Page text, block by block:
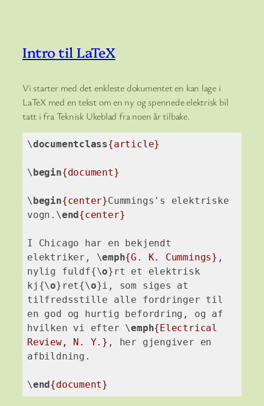
Intro til LaTeX
Vi starter med det enkleste dokumentet en kan lage i
LaTeX med en tekst om en ny og spennede elektrisk bil
tatt i fra Teknisk Ukeblad fra noen år tilbake.
\documentclass{article}
\ begin{document}
\ begin{center}Cummings's elektriske
vogn. \end {center}
I Chicago har en bekjendt
elektriker, \emph{G. K. Cummings} ,
nylig fuldf{\o}rt et elektrisk
kj{\o}ret{\o}i, som siges at
tilfredsstille alle fordringer til
en god og hurtig befordring, og af
hvilken vi efter \emph{Electrical
Review, N. Y.} , her gjengiver en
afbildning.
\end {document}